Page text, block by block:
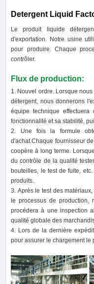
Detergent Liquid
Le produit liquide
d'exportation. Notre usine
pour produire. Chaque
contrôler.
Flux de production:
1. Nouvel ordre. Lorsque
détergent, nous donnerons
équipe technique
fonctionnalité et sa stabilité,
2. Une fois la formule
d'achat.Chaque fournisseur
coopère à long terme.
du contrôle de la qualité
bouteilles, le test de fuite,
produits.
3. Après le test des
le processus de production,
procédera à une inspection
qualité globale des
4. Lors de la dernière
pour assurer le chargement le